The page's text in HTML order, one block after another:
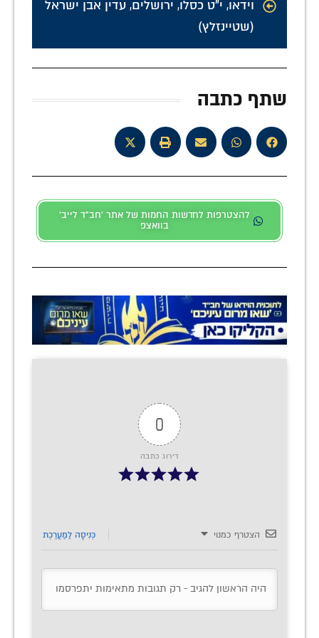
וידאו, י"ט כסלו, ירושלים, עדין אבן ישראל
(שטיינזלץ)
שתף כתבה
להצטרפות לחדשות החמות של אתר 'חב"ד לייב'
בוואצפ
0
דירוג כתבה
הצטרף כמנוי כְּנִיסָה לַמַעֲרֶכֶת